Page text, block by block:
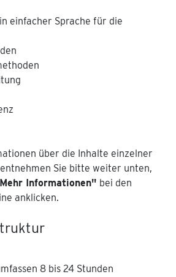
einfacher Sprache für die
über die Inhalte einzelner
Sie bitte weiter unten,
Informationen" bei den
anklicken.
8 bis 24 Stunden